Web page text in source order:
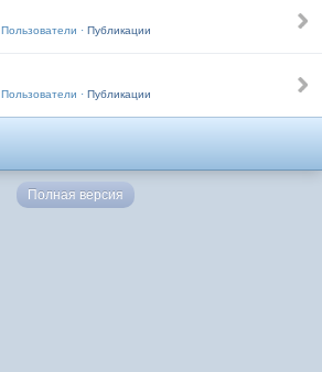
Пользователи · Публикации
Пользователи · Публикации
Полная версия